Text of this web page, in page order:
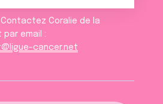
Contactez Coralie de la
par email :
cancer.net